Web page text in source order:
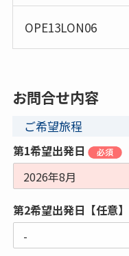
OPE13LON06
お問合せ内容
ご希望旅程
第1希望出発日
第2希望出発日【任意】